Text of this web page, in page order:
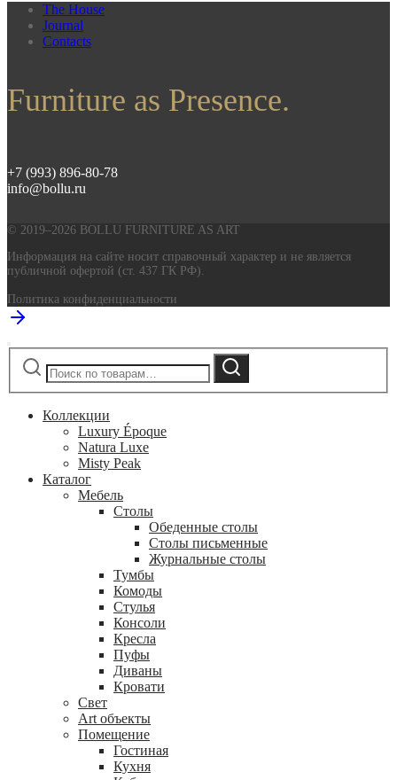
The House
Journal
Contacts
Furniture as Presence.
+7 (993) 896-80-78
info@bollu.ru
© 2019–2026 BOLLU FURNITURE AS ART
Информация на сайте носит справочный характер и не является
публичной офертой (ст. 437 ГК РФ).
Политика конфиденциальности
Искать:
Поиск
Коллекции
Luxury Époque
Natura Luxe
Misty Peak
Каталог
Мебель
Столы
Обеденные столы
Столы письменные
Журнальные столы
Тумбы
Комоды
Стулья
Консоли
Кресла
Пуфы
Диваны
Кровати
Свет
Art объекты
Помещение
Гостиная
Кухня